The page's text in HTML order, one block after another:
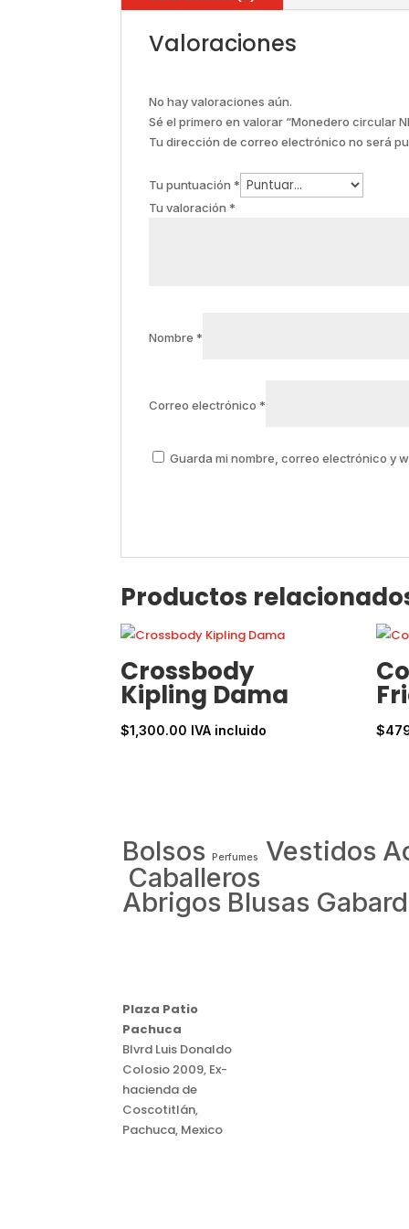
Valoraciones
No hay valoraciones aún.
Sé el primero en valorar “Monedero circular
Tu dirección de correo electrónico no será
Tu puntuación *
Tu valoración *
Nombre *
Correo electrónico *
Guarda mi nombre, correo electrónico y
Productos
Crossbody
Kipling Dama
$1,300.00 IVA incluido $
Bolsos Perfumes Vestidos
Caballeros
Abrigos Blusas
Plaza Patio
Pachuca
Blvrd Luis Donaldo
Colosio 2009, Ex-
hacienda de
Coscotitlán,
Pachuca, Mexico